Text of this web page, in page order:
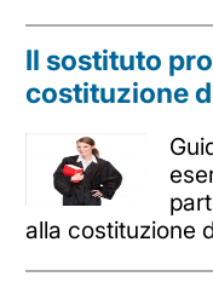
Il sostituto
costituzione
alla costituzione